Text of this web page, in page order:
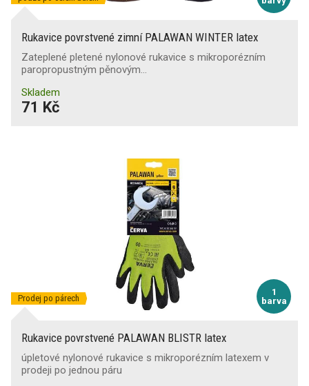
Rukavice povrstvené zimní PALAWAN WINTER latex
Zateplené pletené nylonové rukavice s mikroporézním
paropropustným pěnovým…
Skladem
71 Kč
1
barva
Prodej po párech
Rukavice povrstvené PALAWAN BLISTR latex
úpletové nylonové rukavice s mikroporézním latexem v
prodeji po jednou páru